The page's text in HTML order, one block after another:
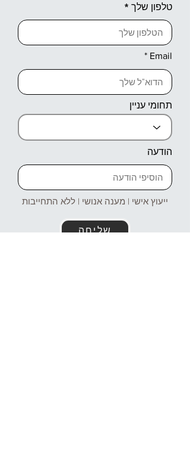
טלפון שלך
Email
תחומי עניין
הודעה
ייעוץ אישי | מענה אנושי | ללא התחייבות
שליחה